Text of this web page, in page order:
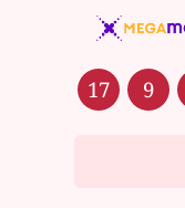
17 9